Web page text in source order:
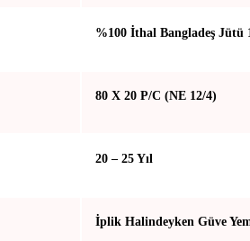
%100 İthal Bangladeş Jütü
80 X 20 P/C (NE 12/4)
20 – 25 Yıl
İplik Halindeyken Güve